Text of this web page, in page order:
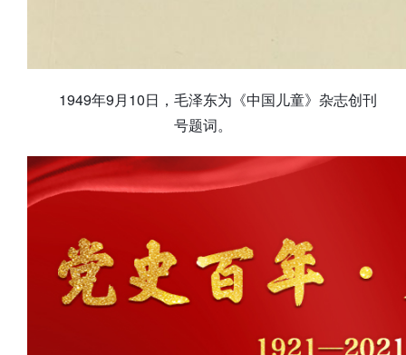
1949年9月10日，毛泽东为《中国儿童》杂志创刊
号题词。